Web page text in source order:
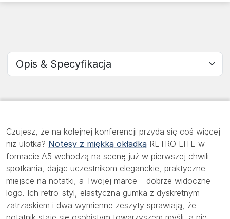
Czujesz, że na kolejnej konferencji przyda się coś więcej
niż ulotka? Notesy z miękką okładką RETRO LITE w
formacie A5 wchodzą na scenę już w pierwszej chwili
spotkania, dając uczestnikom eleganckie, praktyczne
miejsce na notatki, a Twojej marce – dobrze widoczne
logo. Ich retro-styl, elastyczna gumka z dyskretnym
zatrzaskiem i dwa wymienne zeszyty sprawiają, że
Wybierz sekcję